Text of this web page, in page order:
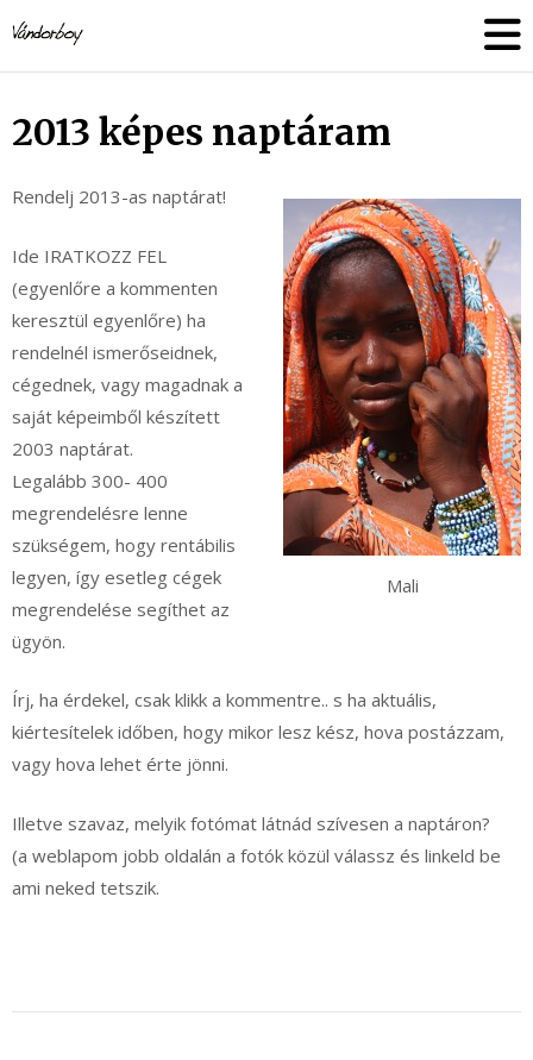
to
content
2013 képes naptáram
Mali
Rendelj 2013-as naptárat!
Ide IRATKOZZ FEL
(egyenlőre a kommenten
keresztül egyenlőre) ha
rendelnél ismerőseidnek,
cégednek, vagy magadnak a
saját képeimből készített
2003 naptárat.
Legalább 300- 400
megrendelésre lenne
szükségem, hogy rentábilis
legyen, így esetleg cégek
megrendelése segíthet az
ügyön.
Írj, ha érdekel, csak klikk a kommentre.. s ha aktuális,
kiértesítelek időben, hogy mikor lesz kész, hova postázzam,
vagy hova lehet érte jönni.
Illetve szavaz, melyik fotómat látnád szívesen a naptáron?
(a weblapom jobb oldalán a fotók közül válassz és linkeld be
ami neked tetszik.